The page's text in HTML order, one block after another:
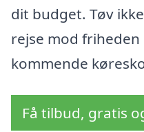
dit budget. Tøv
rejse mod
kommende
Få tilbud, gratis